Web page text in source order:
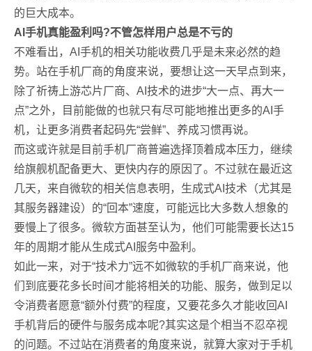
的巨大成本。
AI手机真能盈利吗?不管怎样用户总是不亏的
不难看出，AI手机的相关功能收费几乎是未来必然的趋
势。站在手机厂商的角度来说，要想让这一天早点到来，
除了祈祷上游芯片厂商、AI技术的进步“大一点、再大一
点”之外，目前能做的也就只有尽可能地推出更多的AI手
机，让更多消费者起码先“尝鲜”、养成习惯再说。
而这或许就是目前手机厂商普遍选择顶着成本压力，继续
给旗舰机配备更大、更快内存的原因了。不过就在最近这
几天，来自微软的相关信息表明，生成式AI技术（尤其是
其服务器建设）的“回本”速度，可能远比大多数人想象的
要慢上了很多。微软方面甚至认为，他们可能需要长达15
年的周期才能从生成式AI服务中盈利。
如此一来，对于“技术力”远不如微软的手机厂商来说，他
们到底要花多长时间才能将相关的功能、服务，做到足以
令消费者愿意“额外付费”的程度，又要花多久才能收回AI
手机背后的硬件与服务成本呢?其实这是个相当不忍卒视
的问题。不过站在消费者的角度来说，就算大家对于手机